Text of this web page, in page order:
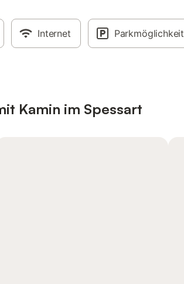
Internet Parkmöglichkeit
Kamin im Spessart